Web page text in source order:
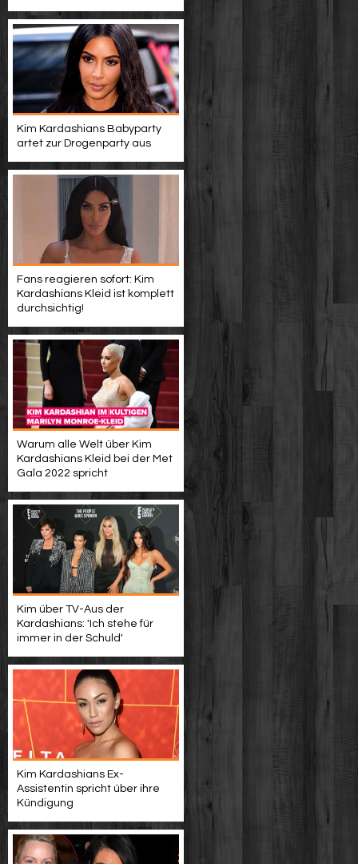
Kim Kardashians Babyparty
artet zur Drogenparty aus
Fans reagieren sofort: Kim
Kardashians Kleid ist komplett
durchsichtig!
Warum alle Welt über Kim
Kardashians Kleid bei der Met
Gala 2022 spricht
Kim über TV-Aus der
Kardashians: 'Ich stehe für
immer in der Schuld'
Kim Kardashians Ex-
Assistentin spricht über ihre
Kündigung